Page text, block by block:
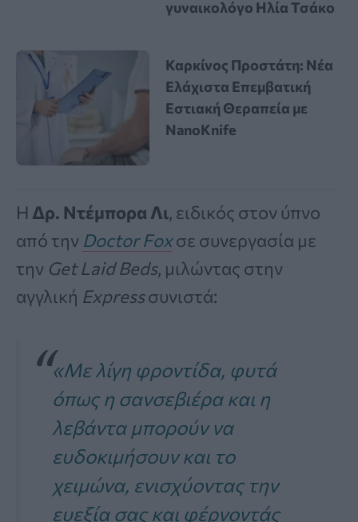
γυναικολόγο Ηλία Τσάκο
Καρκίνος Προστάτη: Νέα
Ελάχιστα Επεμβατική
Εστιακή Θεραπεία με
NanoKnife
Η Δρ. Ντέμπορα Λι, ειδικός στον ύπνο
από την Doctor Foxσε συνεργασία με
την Get Laid Beds, μιλώντας στην
αγγλική Expressσυνιστά:
«Με λίγη φροντίδα, φυτά
όπως η σανσεβιέρα και η
λεβάντα μπορούν να
ευδοκιμήσουν και το
χειμώνα, ενισχύοντας την
ευεξία σας και φέρνοντάς